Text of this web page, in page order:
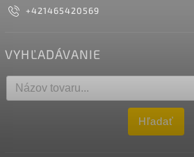
+421465420569
VYHĽADÁVANIE
Hľadať